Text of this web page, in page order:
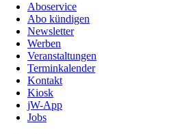
Aboservice
Abo kündigen
Newsletter
Werben
Veranstaltungen
Terminkalender
Kontakt
Kiosk
jW-App
Jobs